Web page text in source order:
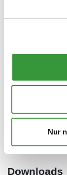
Nur
<< <
>
Downloads